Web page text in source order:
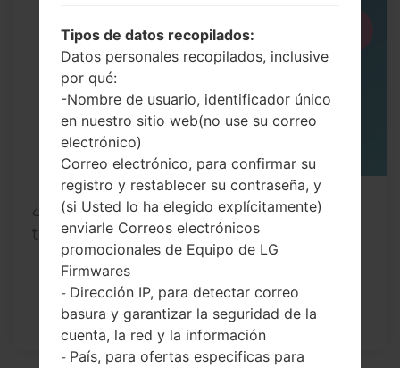
¿Cómo restablecer datos de fábrica a
través del menú...
Tipos de datos recopilados:
Datos personales recopilados, inclusive
por qué:
-Nombre de usuario, identificador único
en nuestro sitio web(no use su correo
electrónico)
Correo electrónico, para confirmar su
registro y restablecer su contraseña, y
(si Usted lo ha elegido explícitamente)
enviarle Correos electrónicos
promocionales de Equipo de LG
Firmwares
- Dirección IP, para detectar correo
basura y garantizar la seguridad de la
cuenta, la red y la información
- País, para ofertas especificas para